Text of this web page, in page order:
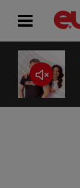
ACASĂ
ȘTIRI